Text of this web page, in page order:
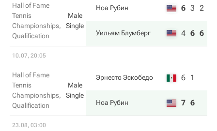
Hall of Fame
Tennis
Championships,
Qualification
Male
Single
Ноа Рубин 6 3 2
Уильям Блумберг 4 6 6
10.07, 20:05
Hall of Fame
Tennis
Championships,
Qualification
Male
Single
Эрнесто Эскобедо 6 1
Ноа Рубин 7 6
23.08, 03:00